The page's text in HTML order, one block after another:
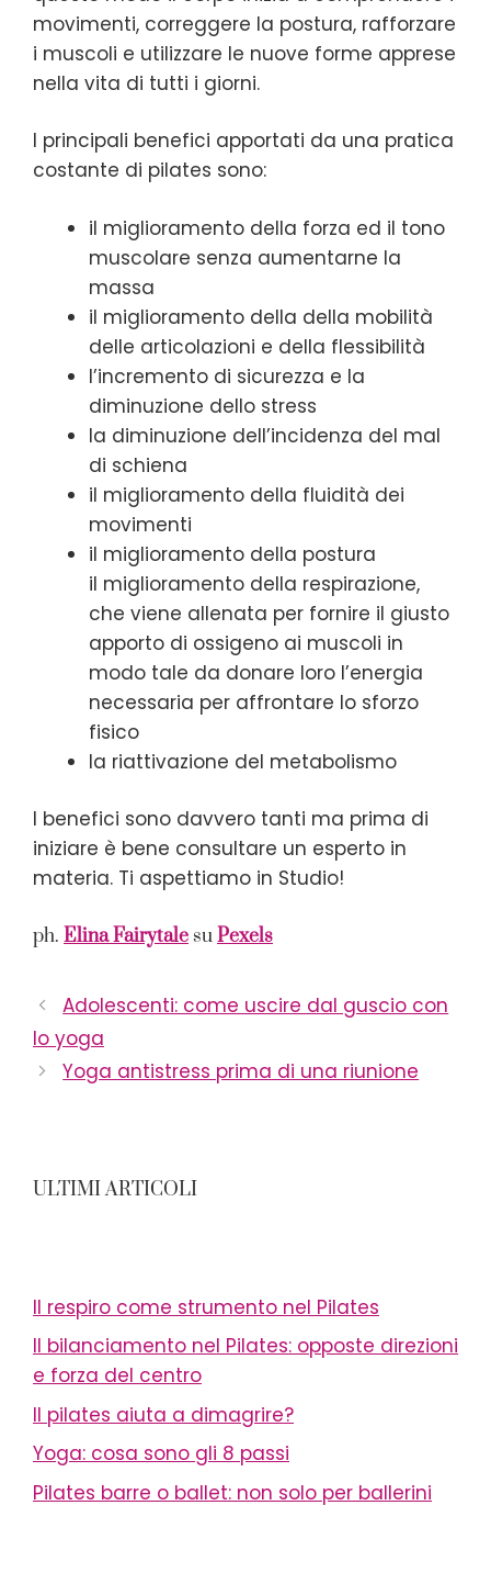
movimenti, correggere la postura, rafforzare
i muscoli e utilizzare le nuove forme apprese
nella vita di tutti i giorni.
I principali benefici apportati da una pratica
costante di pilates sono:
il miglioramento della forza ed il tono
muscolare senza aumentarne la
massa
il miglioramento della della mobilità
delle articolazioni e della flessibilità
l’incremento di sicurezza e la
diminuzione dello stress
la diminuzione dell’incidenza del mal
di schiena
il miglioramento della fluidità dei
movimenti
il miglioramento della postura
il miglioramento della respirazione,
che viene allenata per fornire il giusto
apporto di ossigeno ai muscoli in
modo tale da donare loro l’energia
necessaria per affrontare lo sforzo
fisico
la riattivazione del metabolismo
I benefici sono davvero tanti ma prima di
iniziare è bene consultare un esperto in
materia. Ti aspettiamo in Studio!
ph. Elina Fairytale suPexels
Adolescenti: come uscire dal guscio con
lo yoga
Yoga antistress prima di una riunione
ULTIMI ARTICOLI
Il respiro come strumento nel Pilates
Il bilanciamento nel Pilates: opposte direzioni
e forza del centro
Il pilates aiuta a dimagrire?
Yoga: cosa sono gli 8 passi
Pilates barre o ballet: non solo per ballerini